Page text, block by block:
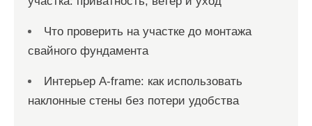
Что проверить на участке до монтажа
свайного фундамента
Интерьер A-frame: как использовать
наклонные стены без потери удобства